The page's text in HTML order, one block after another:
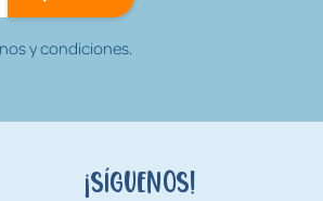
y condiciones.
¡Síguenos!